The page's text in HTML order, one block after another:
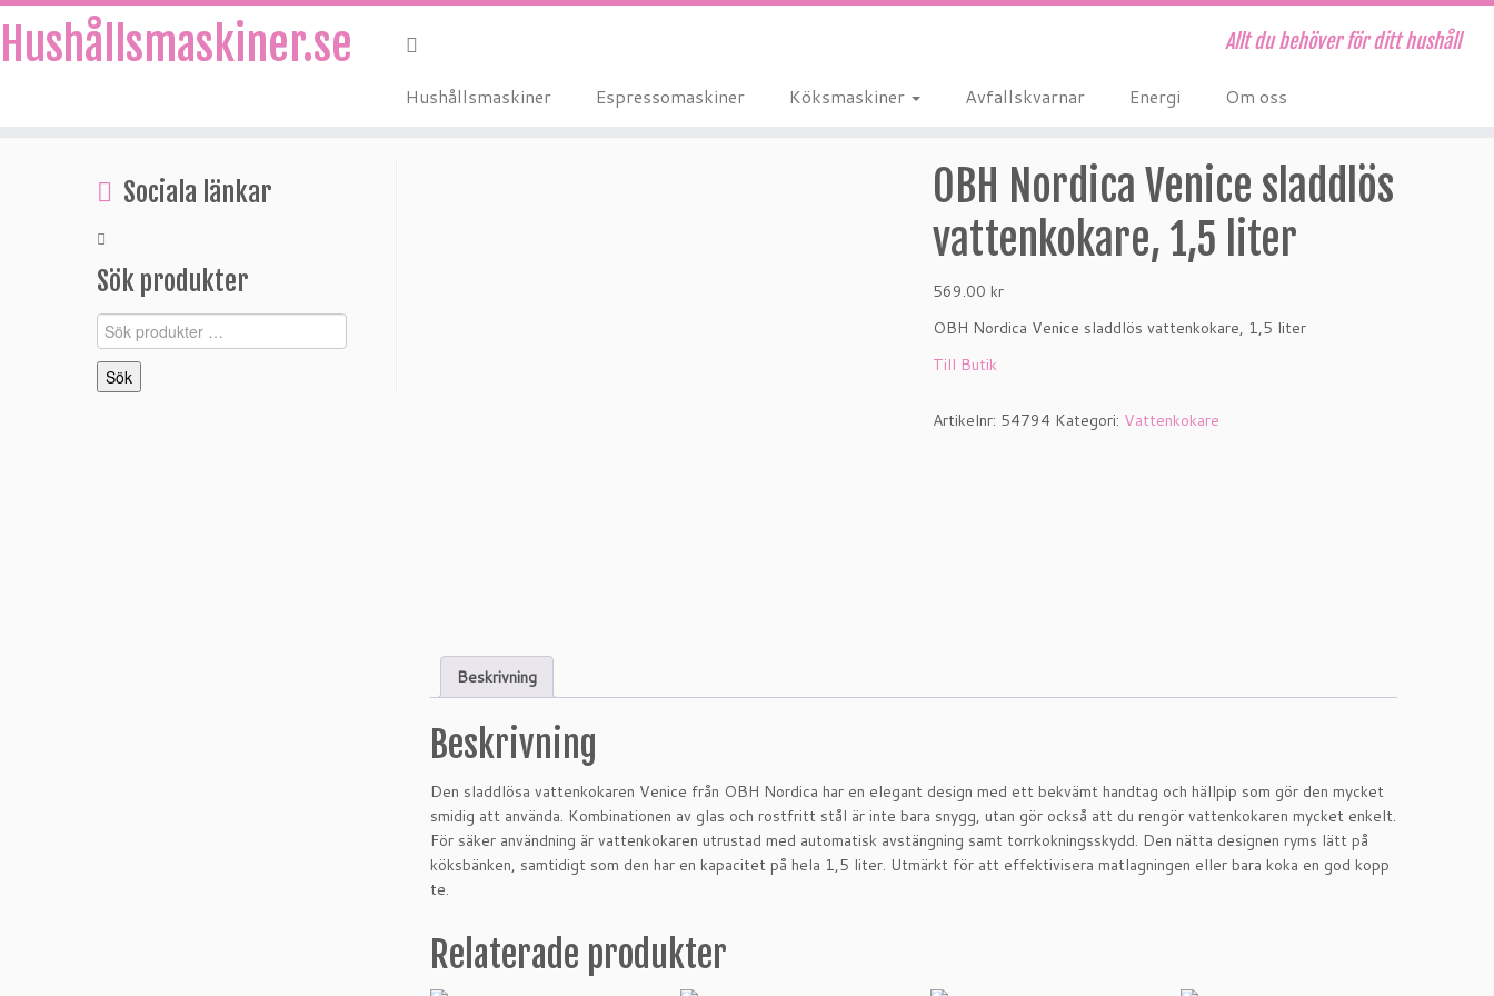
Hushållsmaskiner.se Allt du behöver för ditt hushåll
Hushållsmaskiner Espressomaskiner Köksmaskiner Avfallskvarnar Energi Om oss
Sociala länkar
Sök produkter
Sök
efter:
Sök
OBH Nordica Venice sladdlös
vattenkokare, 1,5 liter
569.00 kr
OBH Nordica Venice sladdlös vattenkokare, 1,5 liter
Till Butik
Artikelnr: 54794 Kategori: Vattenkokare
Beskrivning
Beskrivning
Den sladdlösa vattenkokaren Venice från OBH Nordica har en elegant design med ett bekvämt handtag och hällpip som gör den mycket
smidig att använda. Kombinationen av glas och rostfritt stål är inte bara snygg, utan gör också att du rengör vattenkokaren mycket enkelt.
För säker användning är vattenkokaren utrustad med automatisk avstängning samt torrkokningsskydd. Den nätta designen ryms lätt på
köksbänken, samtidigt som den har en kapacitet på hela 1,5 liter. Utmärkt för att effektivisera matlagningen eller bara koka en god kopp
te.
Relaterade produkter